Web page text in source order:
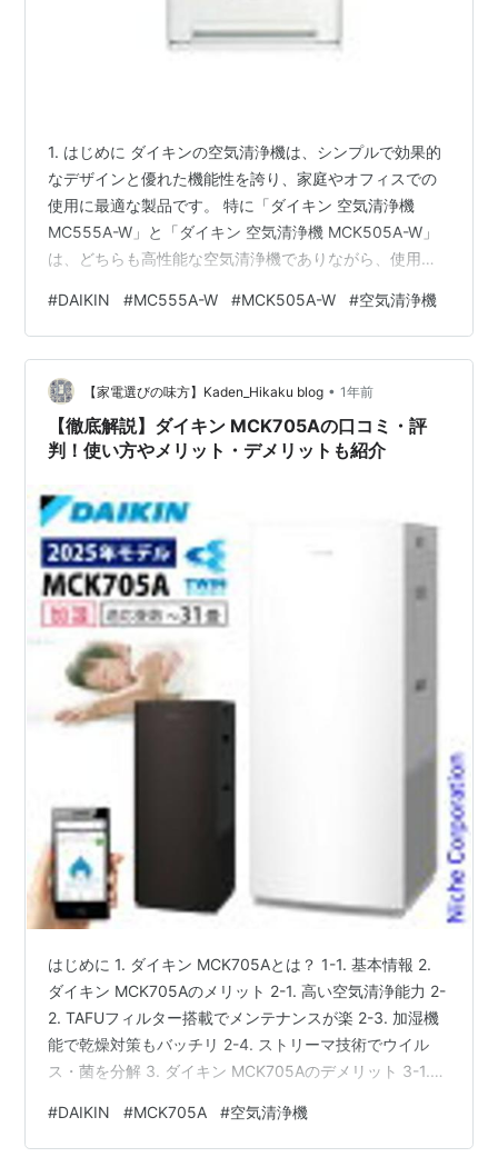
1. はじめに ダイキンの空気清浄機は、シンプルで効果的
なデザインと優れた機能性を誇り、家庭やオフィスでの
使用に最適な製品です。 特に「ダイキン 空気清浄機
MC555A-W」と「ダイキン 空気清浄機 MCK505A-W」
は、どちらも高性能な空気清浄機でありながら、使用シ
す。 本記事では、これら2機種を徹底比較し、それぞれ
の特徴、機能、使い勝手、価格などを紹介します。 どち
らが自分に最適なのか、選び方のポイントも詳しく解説
します。 ダイキン MC555A-W posted with カエレバ 楽
天市場 Amazon Yahooショッピング ダイ…
#DAIKIN #MC555A-W #MCK505A-W #空気清浄機
【家電選びの味方】Kaden_Hikaku blog • 1年前
【徹底解説】ダイキン MCK705Aの口コミ・評
判！使い方やメリット・デメリットも紹介
はじめに 1. ダイキン MCK705Aとは？ 1-1. 基本情報 2.
ダイキン MCK705Aのメリット 2-1. 高い空気清浄能力 2-
2. TAFUフィルター搭載でメンテナンスが楽 2-3. 加湿機
能で乾燥対策もバッチリ 2-4. ストリーマ技術でウイル
ス・菌を分解 3. ダイキン MCK705Aのデメリット 3-1.
ンスが必要 4. ダイキン MCK705Aの使い方 4-1. 設置場
所の選び方 4-2. 基本操作方法 4-3. お手入れ方法 5. 口コ
#DAIKIN #MCK705A #空気清浄機